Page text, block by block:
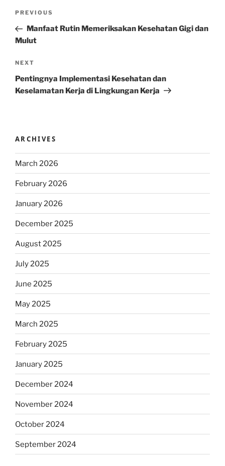
Previous
Post
PREVIOUS
Manfaat Rutin Memeriksakan Kesehatan Gigi dan
Mulut
Next
Post
NEXT
Pentingnya Implementasi Kesehatan dan
Keselamatan Kerja di Lingkungan Kerja
ARCHIVES
March 2026
February 2026
January 2026
December 2025
August 2025
July 2025
June 2025
May 2025
March 2025
February 2025
January 2025
December 2024
November 2024
October 2024
September 2024